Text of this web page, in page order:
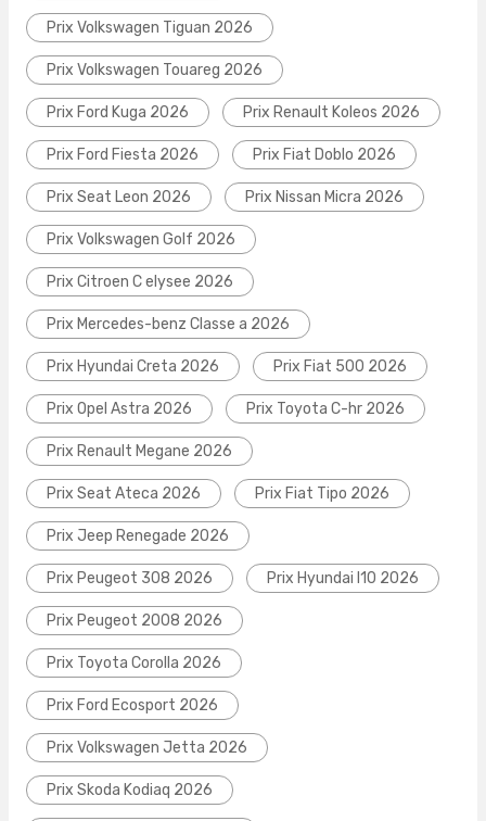
Prix Volkswagen Tiguan 2026
Prix Volkswagen Touareg 2026
Prix Ford Kuga 2026 Prix Renault Koleos 2026
Prix Ford Fiesta 2026 Prix Fiat Doblo 2026
Prix Seat Leon 2026 Prix Nissan Micra 2026
Prix Volkswagen Golf 2026
Prix Citroen C elysee 2026
Prix Mercedes-benz Classe a 2026
Prix Hyundai Creta 2026 Prix Fiat 500 2026
Prix Opel Astra 2026 Prix Toyota C-hr 2026
Prix Renault Megane 2026
Prix Seat Ateca 2026 Prix Fiat Tipo 2026
Prix Jeep Renegade 2026
Prix Peugeot 308 2026 Prix Hyundai I10 2026
Prix Peugeot 2008 2026
Prix Toyota Corolla 2026
Prix Ford Ecosport 2026
Prix Volkswagen Jetta 2026
Prix Skoda Kodiaq 2026